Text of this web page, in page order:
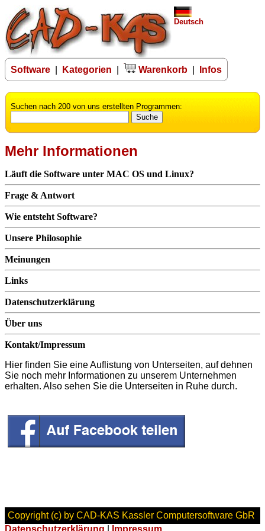
Deutsch
Software Kategorien Warenkorb| Infos
Suchen nach 200 von uns erstellten Programmen:
Mehr Informationen
Läuft die Software unter MAC OS und Linux?
Frage & Antwort
Wie entsteht Software?
Unsere Philosophie
Meinungen
Links
Datenschutzerklärung
Über uns
Kontakt/Impressum
Hier finden Sie eine Auflistung von Unterseiten, auf dehnen
Sie noch mehr Informationen zu unserem Unternehmen
erhalten. Also sehen Sie die Unterseiten in Ruhe durch.
Copyright (c) by CAD-KAS Kassler Computersoftware GbR